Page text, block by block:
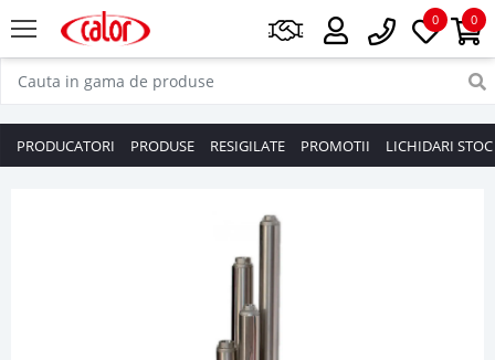
0
0
PRODUCATORI PRODUSE RESIGILATE PROMOTII LICHIDARI STOC